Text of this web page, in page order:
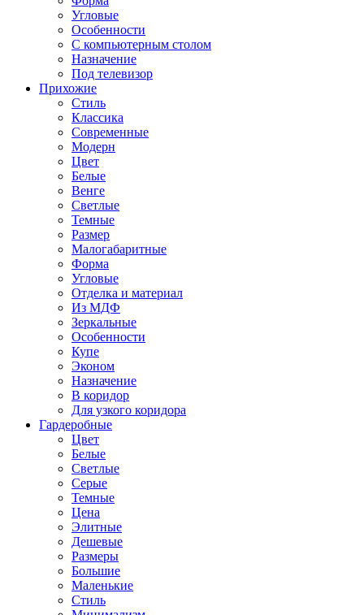
Угловые
Особенности
С компьютерным столом
Назначение
Под телевизор
Прихожие
Стиль
Классика
Современные
Модерн
Цвет
Белые
Венге
Светлые
Темные
Размер
Малогабаритные
Форма
Угловые
Отделка и материал
Из МДФ
Зеркальные
Особенности
Купе
Эконом
Назначение
В коридор
Для узкого коридора
Гардеробные
Цвет
Белые
Светлые
Серые
Темные
Цена
Элитные
Дешевые
Размеры
Большие
Маленькие
Стиль